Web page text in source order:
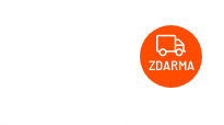
ZDARMA